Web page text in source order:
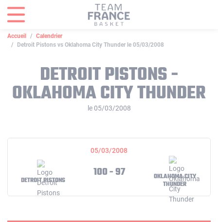
Accueil
Calendrier
Detroit Pistons vs Oklahoma City Thunder le 05/03/2008
DETROIT PISTONS -
OKLAHOMA CITY THUNDER
le 05/03/2008
05/03/2008
DETROIT PISTONS
100 - 97
OKLAHOMA CITY
THUNDER
Panneau de gestion des cookies